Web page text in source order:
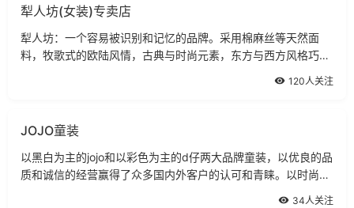
犁人坊(女装)专卖店
犁人坊：一个容易被识别和记忆的品牌。采用棉麻丝等天然面
料，牧歌式的欧陆风情，古典与时尚元素，东方与西方风格巧妙
120人关注
JOJO童装
以黑白为主的jojo和以彩色为主的d仔两大品牌童装，以优良的品
质和诚信的经营赢得了众多国内外客户的认可和青睐。以时尚个
34人关注